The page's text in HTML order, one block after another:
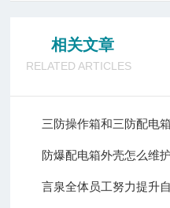
相关文章
RELATED ARTICLES
三防操作箱和三防配电
防爆配电箱外壳怎么维
言泉全体员工努力提升